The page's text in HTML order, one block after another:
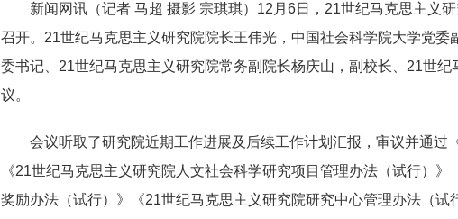
新闻网讯（记者 马超 摄影 宗琪琪）12月6日，21世纪马克思主义
召开。21世纪马克思主义研究院院长王伟光，中国社会科学院大学党
委书记、21世纪马克思主义研究院常务副院长杨庆山，副校长、21世
议。
会议听取了研究院近期工作进展及后续工作计划汇报，审议并通过
《21世纪马克思主义研究院人文社会科学研究项目管理办法（试行）
奖励办法（试行）》《21世纪马克思主义研究院研究中心管理办法（